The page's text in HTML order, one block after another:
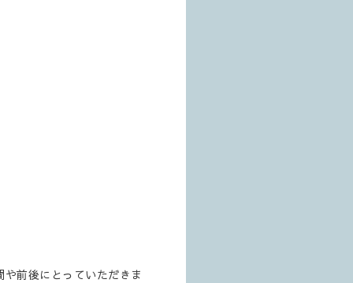
前後にとっていただきま